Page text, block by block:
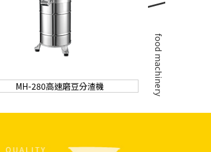
MH-280高速磨豆分渣機
\
food machinery